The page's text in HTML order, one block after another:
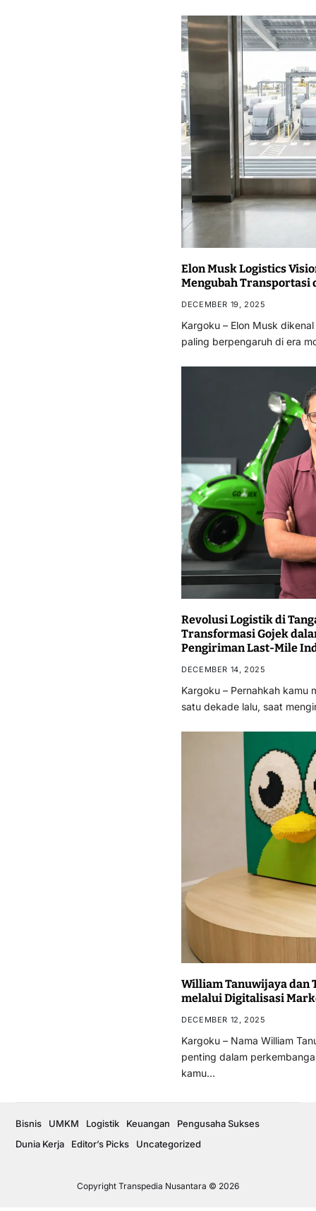
Elon Musk Logistics
Mengubah Transportasi
DECEMBER 19, 2025
Kargoku – Elon Musk
paling berpengaruh di era
Revolusi Logistik di
Transformasi Gojek
Pengiriman Last-Mile
DECEMBER 14, 2025
Kargoku – Pernahkah kamu
satu dekade lalu, saat
William Tanuwijaya dan
melalui Digitalisasi
DECEMBER 12, 2025
Kargoku – Nama William
penting dalam
kamu…
Copyright Transpedia Nusantara © 2026
Bisnis UMKM Logistik Keuangan
Pengusaha Sukses
Dunia Kerja
Editor’s Picks Uncategorized